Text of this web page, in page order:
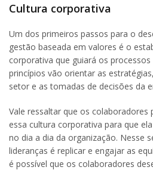
Cultura corporativa
Um dos primeiros passos para o
gestão baseada em valores é o
corporativa que guiará os processos
princípios vão orientar as
setor e as tomadas de decisões da
Vale ressaltar que os colaboradores
essa cultura corporativa para que
no dia a dia da organização. Nesse
lideranças é replicar e engajar as
é possível que os colaboradores